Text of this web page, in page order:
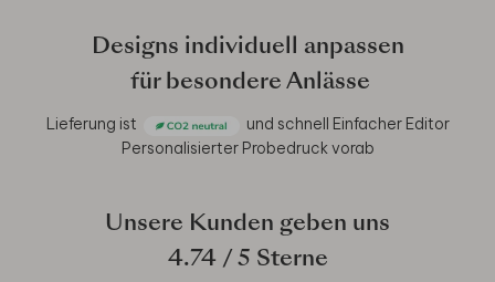
Designs individuell anpassen
für besondere Anlässe
Lieferung ist und schnell Einfacher Editor
Personalisierter Probedruck vorab
Unsere Kunden geben uns
4.74/ 5 Sterne